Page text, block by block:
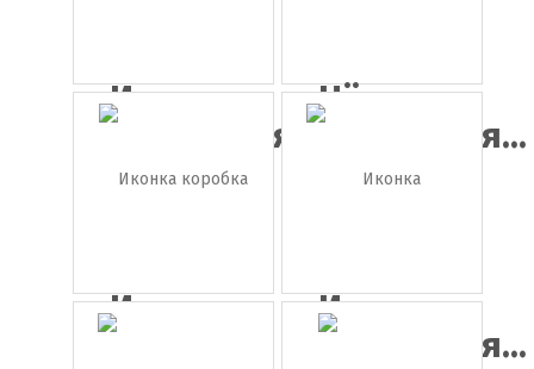
Иконка
подарочная...
Чёрная
подарочная...
Иконка
коробка
Иконка
подарочная...